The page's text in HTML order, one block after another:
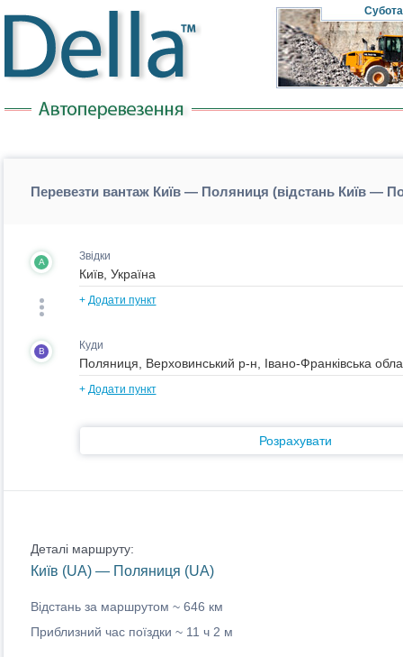
Субота
Перевезти вантаж Київ — Поляниця (відстань Київ —
A Звідки
+ Додати пункт
B Куди
+ Додати пункт
Розрахувати
Деталі маршруту:
Київ (UA) — Поляниця (UA)
Відстань за маршрутом ~ 646 км
Приблизний час поїздки ~ 11 ч 2 м